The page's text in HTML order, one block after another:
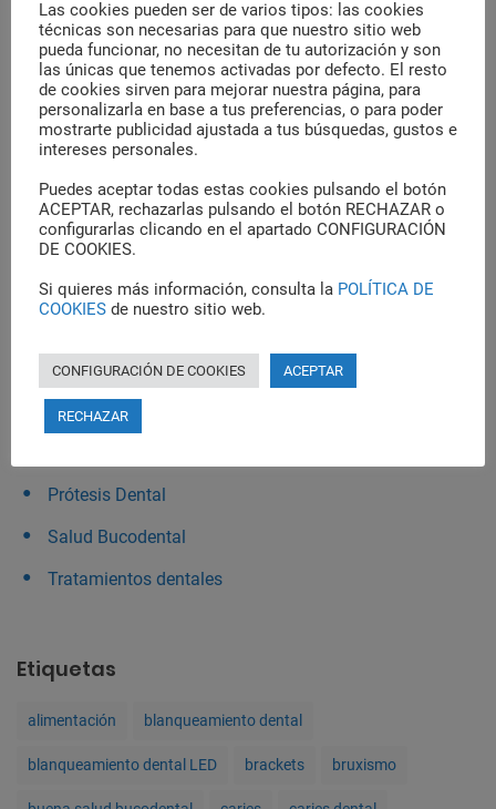
julio 4, 2023
Categorías
Clínica Dental
Dental
Enfermedades Dentales
Estética dental
Implantes
Ortodoncia
Prótesis Dental
Salud Bucodental
Tratamientos dentales
Etiquetas
alimentación blanqueamiento dental
blanqueamiento dental LED brackets bruxismo
Las cookies pueden ser de varios tipos: las cookies
técnicas son necesarias para que nuestro sitio web
pueda funcionar, no necesitan de tu autorización y son
las únicas que tenemos activadas por defecto. El resto
de cookies sirven para mejorar nuestra página, para
personalizarla en base a tus preferencias, o para poder
mostrarte publicidad ajustada a tus búsquedas, gustos e
intereses personales.
Puedes aceptar todas estas cookies pulsando el botón
ACEPTAR, rechazarlas pulsando el botón RECHAZAR o
configurarlas clicando en el apartado CONFIGURACIÓN
DE COOKIES.
Si quieres más información, consulta la POLÍTICA DE
COOKIES de nuestro sitio web.
CONFIGURACIÓN DE COOKIES ACEPTAR
RECHAZAR